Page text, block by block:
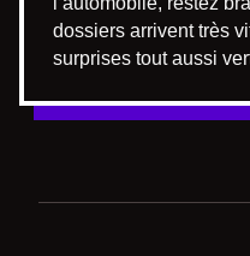
dossiers arrivent très
surprises tout aussi